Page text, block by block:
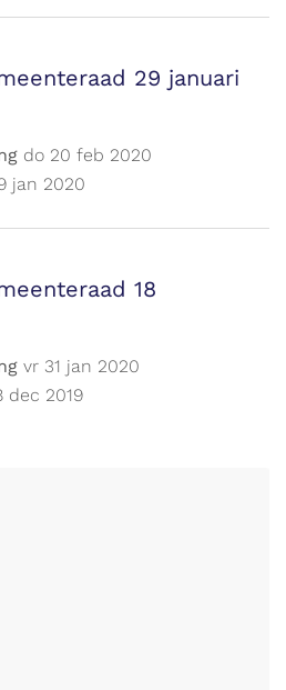
29 januari
do 20 feb 2020
jan 2020
18
vr 31 jan 2020
dec 2019